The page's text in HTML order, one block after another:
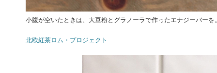
小腹が空いたときは、大豆粉とグラノーラで作ったエナジーバーを
北欧紅茶ロム・プロジェクト